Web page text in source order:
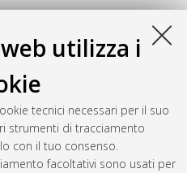
utilizza i
tecnici necessari per il suo
strumenti di tracciamento
con il tuo consenso.
facoltativi sono usati per
of Hilbert-Poincaré
thesis], Alma Mater
Dottorato di ricerca in